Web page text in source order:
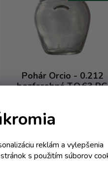
reklám a vylepšenia
s použitím súborov
Pohár Orcio - 0.212
bezfarebná T.O.63 RG
0,50 € vrátane DPH
0,54 € (-24%)